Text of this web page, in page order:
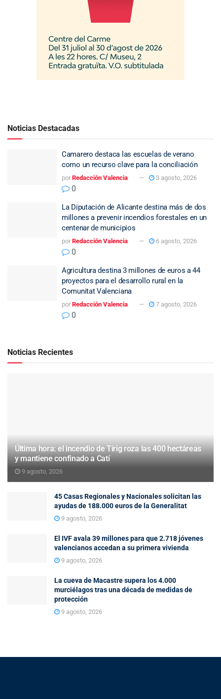
Noticias Destacadas
Camarero destaca las escuelas de verano
como un recurso clave para la conciliación
por Redacción Valencia 3 agosto, 2026
0
La Diputación de Alicante destina más de dos
millones a prevenir incendios forestales en un
centenar de municipios
por Redacción Valencia 6 agosto, 2026
0
Agricultura destina 3 millones de euros a 44
proyectos para el desarrollo rural en la
Comunitat Valenciana
por Redacción Valencia 7 agosto, 2026
0
Noticias Recientes
Última hora: el incendio de Tírig roza las 400 hectáreas
y mantiene confinado a Catí
9 agosto, 2026
45 Casas Regionales y Nacionales solicitan las
ayudas de 188.000 euros de la Generalitat
9 agosto, 2026
El IVF avala 39 millones para que 2.718 jóvenes
valencianos accedan a su primera vivienda
9 agosto, 2026
La cueva de Macastre supera los 4.000
murciélagos tras una década de medidas de
protección
9 agosto, 2026